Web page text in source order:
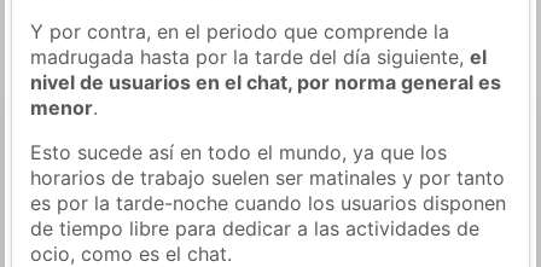
Y por contra, en el periodo que comprende la
madrugada hasta por la tarde del día siguiente,el
nivel de usuarios en el chat, por norma general es
menor.
Esto sucede así en todo el mundo, ya que los
horarios de trabajo suelen ser matinales y por tanto
es por la tarde-noche cuando los usuarios disponen
de tiempo libre para dedicar a las actividades de
ocio, como es el chat.